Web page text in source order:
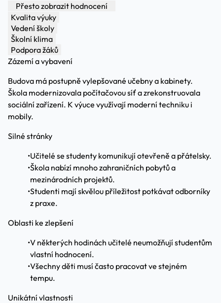
Přesto zobrazit hodnocení
Kvalita výuky
Vedení školy
Školní klima
Podpora žáků
Zázemí a vybavení
Budova má postupně vylepšované učebny a kabinety.
Škola modernizovala počítačovou síť a zrekonstruovala
sociální zařízení. K výuce využívají moderní techniku i
mobily.
Silné stránky
•Učitelé se studenty komunikují otevřeně a přátelsky.
•Škola nabízí mnoho zahraničních pobytů a
mezinárodních projektů.
•Studenti mají skvělou příležitost potkávat odborníky
z praxe.
Oblasti ke zlepšení
•V některých hodinách učitelé neumožňují studentům
vlastní hodnocení.
•Všechny děti musí často pracovat ve stejném
tempu.
Unikátní vlastnosti